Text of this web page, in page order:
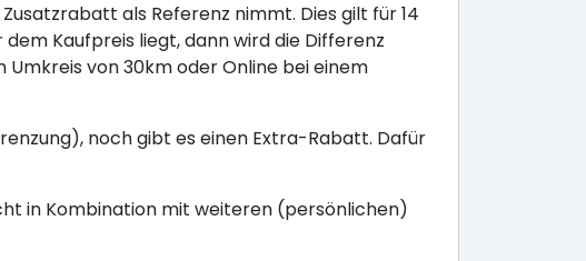
als Referenz nimmt. Dies gilt für 14
Kaufpreis liegt, dann wird die Differenz
von 30km oder Online bei einem
noch gibt es einen Extra-Rabatt. Dafür
in Kombination mit weiteren (persönlichen)